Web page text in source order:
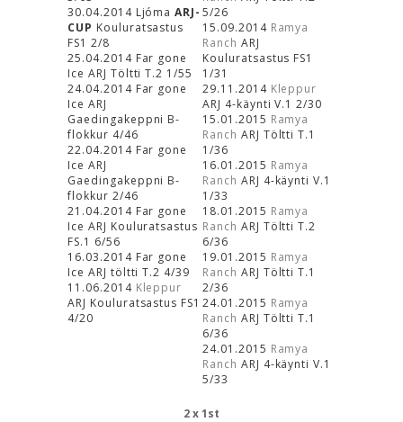
30.04.2014 LjómaARJ-
CUP Kouluratsastus
FS1 2/8
25.04.2014 Far gone
Ice ARJ Töltti T.2 1/55
24.04.2014 Far gone
Ice ARJ
Gaedingakeppni B-
flokkur 4/46
22.04.2014 Far gone
Ice ARJ
Gaedingakeppni B-
flokkur 2/46
21.04.2014 Far gone
Ice ARJ Kouluratsastus
FS.1 6/56
16.03.2014 Far gone
Ice ARJ töltti T.2 4/39
11.06.2014 Kleppur
ARJ Kouluratsastus FS1
4/20
5/26
15.09.2014 Ramya
Ranch ARJ
Kouluratsastus FS1
1/31
29.11.2014 Kleppur
ARJ 4-käynti V.1 2/30
15.01.2015 Ramya
Ranch ARJ Töltti T.1
1/36
16.01.2015 Ramya
Ranch ARJ 4-käynti V.1
1/33
18.01.2015 Ramya
Ranch ARJ Töltti T.2
6/36
19.01.2015 Ramya
Ranch ARJ Töltti T.1
2/36
24.01.2015 Ramya
Ranch ARJ Töltti T.1
6/36
24.01.2015 Ramya
Ranch ARJ 4-käynti V.1
5/33
2 x 1st